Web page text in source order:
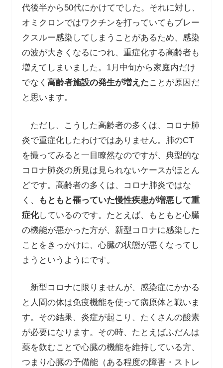
代後半から50代にかけてでした。それに対し、
オミクロンではワクチンを打っていてもブレー
クスルー感染してしまうことがあるため、感染
の波が大きくなるにつれ、重症化する高齢者も
増えてしまいました。1月中旬から家庭内だけ
でなく 高齢者施設の発生が増えたことが原因だ
と思います。
ただし、こうした高齢者の多くは、コロナ肺
炎で重症化したわけではありません。肺のCT
を撮ってみると一目瞭然なのですが、典型的な
コロナ肺炎の所見は見られないケースがほとん
どです。高齢者の多くは、コロナ肺炎ではな
く、
もともと罹っていた慢性疾患が増悪して重
症化しているのです。たとえば、もともと心臓
の機能が悪かった方が、新型コロナに感染した
ことをきっかけに、心臓の状態が悪くなってし
まうというようにです。
新型コロナに限りませんが、感染症にかかる
と人間の体は免疫機能を使って病原体と戦いま
す。その結果、炎症が起こり、たくさんの酸素
が必要になります。その時、たとえばふだんは
薬を飲むことで心臓の機能を維持している方、
つまり心臓の予備能（ある程度の障害・ストレ